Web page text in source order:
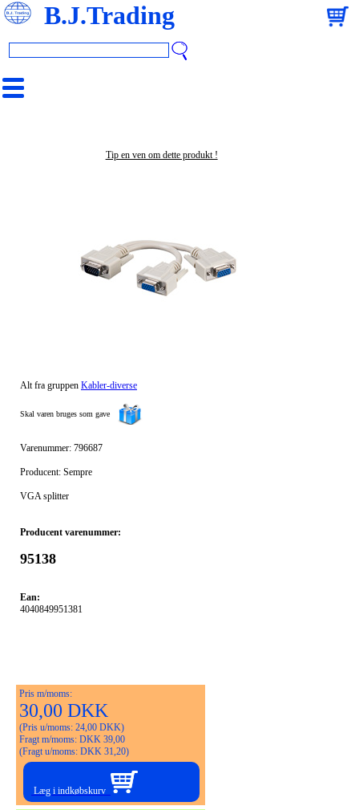
B.J.Trading
Tip en ven om dette produkt !
Alt fra gruppen Kabler-diverse
Skal varen bruges som gave
Varenummer: 796687
Producent: Sempre
VGA splitter
Producent varenummer:
95138
Ean:
4040849951381
Pris m/moms:
30,00 DKK
(Pris u/moms: 24,00 DKK)
Fragt m/moms: DKK 39,00
(Fragt u/moms: DKK 31,20)
Læg i indkøbskurv